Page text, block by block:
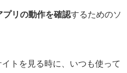
リの動作を確認するためのソ
トを見る時に、いつも使って